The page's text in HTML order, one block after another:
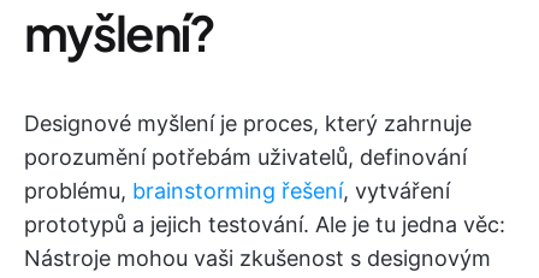
myšlení?
Designové myšlení je proces, který zahrnuje
porozumění potřebám uživatelů, definování
problému, brainstorming řešení, vytváření
prototypů a jejich testování. Ale je tu jedna věc:
Nástroje mohou vaši zkušenost s designovým